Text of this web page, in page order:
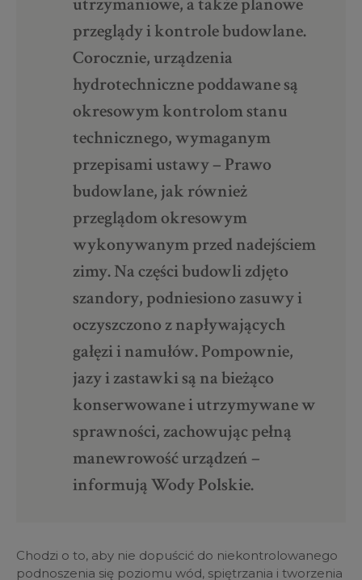
przeglądy i kontrole budowlane.
Corocznie, urządzenia
hydrotechniczne poddawane są
okresowym kontrolom stanu
technicznego, wymaganym
przepisami ustawy – Prawo
budowlane, jak również
przeglądom okresowym
wykonywanym przed nadejściem
zimy. Na części budowli zdjęto
szandory, podniesiono zasuwy i
oczyszczono z napływających
gałęzi i namułów. Pompownie,
jazy i zastawki są na bieżąco
konserwowane i utrzymywane w
sprawności, zachowując pełną
manewrowość urządzeń –
informują Wody Polskie.
Chodzi o to, aby nie dopuścić do niekontrolowanego
podnoszenia się poziomu wód, spiętrzania i tworzenia